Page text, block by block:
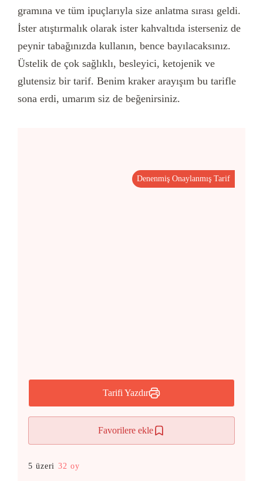
gramına ve tüm ipuçlarıyla size anlatma sırası geldi.
İster atıştırmalık olarak ister kahvaltıda isterseniz de
peynir tabağınızda kullanın, bence bayılacaksınız.
Üstelik de çok sağlıklı, besleyici, ketojenik ve
glutensiz bir tarif. Benim kraker arayışım bu tarifle
sona erdi, umarım siz de beğenirsiniz.
Tarifi Yazdır
Favorilere ekle
Denenmiş Onaylanmış Tarif
5 üzeri 32 oy